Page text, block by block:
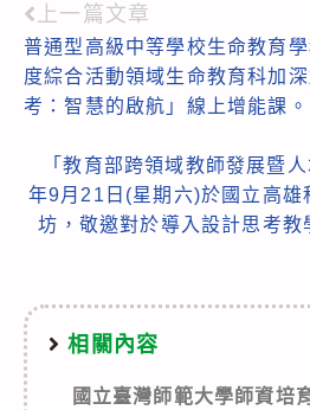
Read
more
articles
上一篇文章
普通型高級中等學校生命教育
度綜合活動領域生命教育科加
考：智慧的啟航」線上增能課。
「教育部跨領域教師發展暨
年9月21日(星期六)於國立高雄
坊，敬邀對於導入設計思考
相關內容
國立臺灣師範大學師資培